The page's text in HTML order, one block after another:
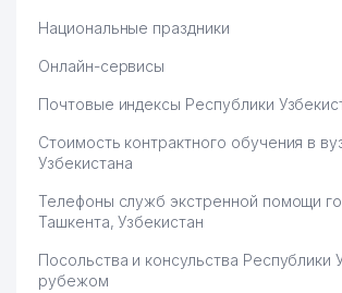
Национальные праздники
Онлайн-сервисы
Почтовые индексы Республики
Стоимость контрактного обучения в
Узбекистана
Телефоны служб экстренной помощи
Ташкента, Узбекистан
Посольства и консульства Республики
рубежом